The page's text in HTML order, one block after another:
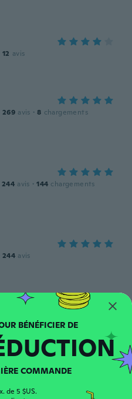
12 avis
269 avis · 8 chargements
244 avis · 144 chargements
244 avis
gut aus
avis
COMMANDE
de 5 $US.